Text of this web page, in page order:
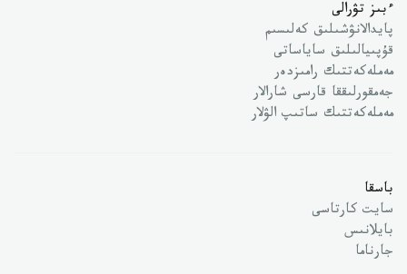
ءبىز تۋرالى
پايدالانۋشىلىق كەلىسىم
قۇپىيالىلىق ساياساتى
مەملەكەتتىك رامىزدەر
جەمقورلىققا قارسى شارالار
مەملەكەتتىك ساتىپ الۋلار
باسقا
سايت كارتاسى
بايلانىس
جارناما